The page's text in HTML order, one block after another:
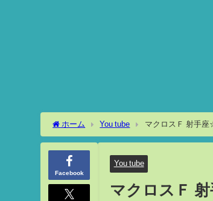
ホーム You tube マクロス
Facebook
You tube
マクロスＦ